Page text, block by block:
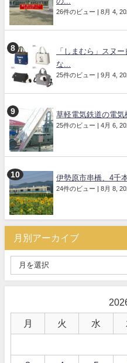
26件のビュー 8月 4,
「しまむら」スヌ
な...
25件のビュー 9月 4,
草軽電気鉄道の電気
25件のビュー 4月 6,
伊勢原市串橋、4千
24件のビュー 8月 8,
月別アーカイブ
月 火 水